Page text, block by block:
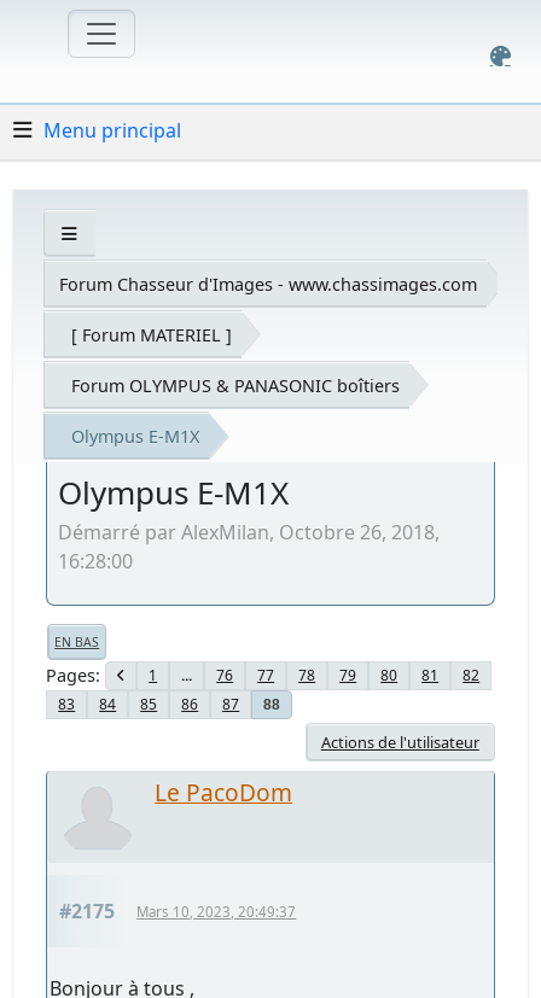
Menu principal
Forum Chasseur d'Images - www.chassimages.com
[ Forum MATERIEL ]
Forum OLYMPUS & PANASONIC boîtiers
Olympus E-M1X
Olympus E-M1X
Démarré par AlexMilan, Octobre 26, 2018,
16:28:00
EN BAS
Pages 1 ... 76 77 78 79 80 81
82
83
84 85 86 87 88
Actions de l'utilisateur
Le PacoDom
#2175 Mars 10, 2023, 20:49:37
Bonjour à tous ,